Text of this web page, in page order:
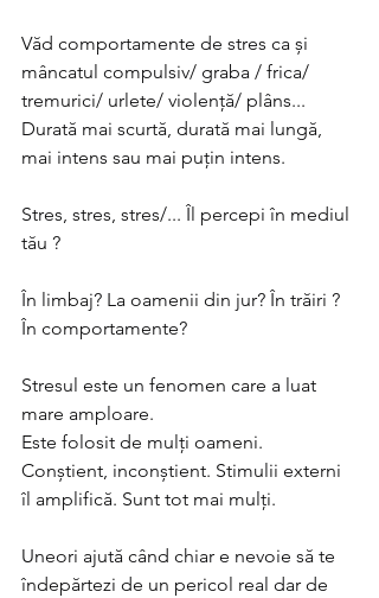
Văd comportamente de stres ca și
mâncatul compulsiv/ graba / frica/
tremurici/ urlete/ violență/ plâns...
Durată mai scurtă, durată mai lungă,
mai intens sau mai puțin intens.
Stres, stres, stres/... Îl percepi în mediul
tău ?
În limbaj? La oamenii din jur? În trăiri ?
În comportamente?
Stresul este un fenomen care a luat
mare amploare.
Este folosit de mulți oameni.
Conștient, inconștient. Stimulii externi
îl amplifică. Sunt tot mai mulți.
Uneori ajută când chiar e nevoie să te
îndepărtezi de un pericol real dar de